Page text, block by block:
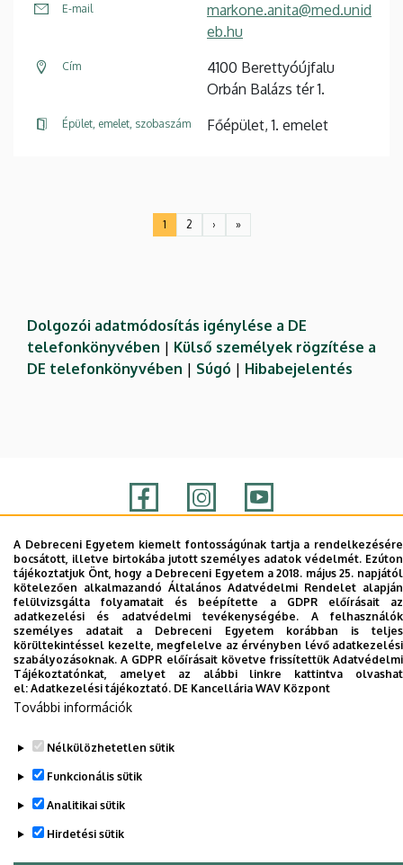
E-mail
markone.anita@med.unid
eb.hu
Cím
4100 Berettyóújfalu
Orbán Balázs tér 1.
Épület, emelet, szobaszám Főépület, 1. emelet
Jelenlegi
1
Oldal
2 › »
Dolgozói adatmódosítás igénylése a DE
telefonkönyvében | Külső személyek rögzítése a
DE telefonkönyvében | Súgó | Hibabejelentés
Adatvédelem
Adatvédelem
Szerzői jog © 2026 Unideb
A Debreceni Egyetem kiemelt fontosságúnak tartja a rendelkezésére
bocsátott, illetve birtokába jutott személyes adatok védelmét. Ezúton
tájékoztatjuk Önt, hogy a Debreceni Egyetem a 2018. május 25. napjától
kötelezően alkalmazandó Általános Adatvédelmi Rendelet alapján
felülvizsgálta folyamatait és beépítette a GDPR előírásait az
adatkezelési és adatvédelmi tevékenységébe. A felhasználók
személyes adatait a Debreceni Egyetem korábban is teljes
körültekintéssel kezelte, megfelelve az érvényben lévő adatkezelési
szabályozásoknak. A GDPR előírásait követve frissítettük Adatvédelmi
Tájékoztatónkat, amelyet az alábbi linkre kattintva olvashat
el: Adatkezelési tájékoztató. DE Kancellária WAV Központ
További információk
Nélkülözhetetlen sütik
Funkcionális sütik
Analitikai sütik
Hirdetési sütik